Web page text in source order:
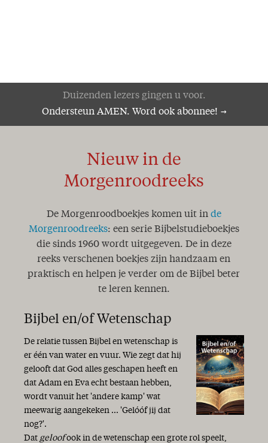
Duizenden lezers gingen u voor.
Ondersteun AMEN. Word ook abonnee!
Nieuw in de
Morgenroodreeks
De Morgenroodboekjes komen uit in de
Morgenroodreeks: een serie Bijbelstudieboekjes
die sinds 1960 wordt uitgegeven. De in deze
reeks verschenen boekjes zijn handzaam en
praktisch en helpen je verder om de Bijbel beter
te leren kennen.
Bijbel en/of Wetenschap
De relatie tussen Bijbel en wetenschap is
er één van water en vuur. Wie zegt dat hij
gelooft dat God alles geschapen heeft en
dat Adam en Eva echt bestaan hebben,
wordt vanuit het 'andere kamp' wat
meewarig aangekeken ... 'Gelóóf jij dat
nog?'.
Dat geloofook in de wetenschap een grote rol speelt,